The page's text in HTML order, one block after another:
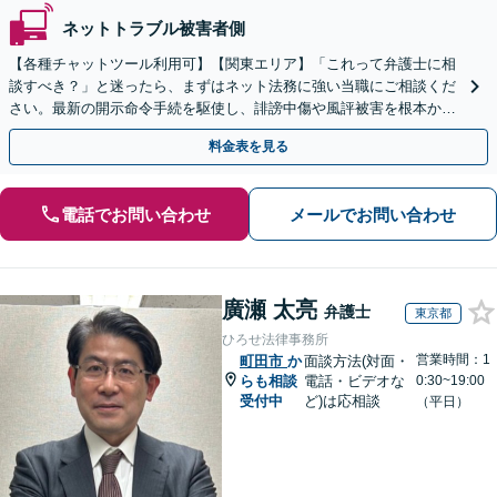
ネットトラブル被害者側
【各種チャットツール利用可】【関東エリア】「これって弁護士に相
談すべき？」と迷ったら、まずはネット法務に強い当職にご相談くだ
さい。最新の開示命令手続を駆使し、誹謗中傷や風評被害を根本から
解決します。最終的な終結を見据えて適切に対応します。
料金表を見る
電話でお問い合わせ メールでお問い合わせ
廣瀬 太亮 弁護士 東京都
ひろせ法律事務所
町田市 か
らも相談
受付中
面談方法(対面・
電話・ビデオな
ど)は応相談
営業時間：1
0:30~19:00
（平日）